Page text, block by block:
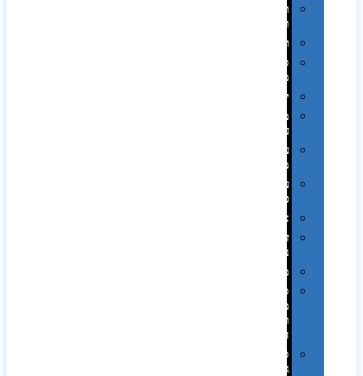
תערוכות
וכנסים
רמקולים
סוכריות
ממותגות
יודאיקה
מארזי
עטים
עטי
מתכת
עטי
פלסטיק
אוזניות
זכרונות
ניידים
מפצלים
סביבת
מחשב
וציוד
היקפי
סוללות
גיבוי